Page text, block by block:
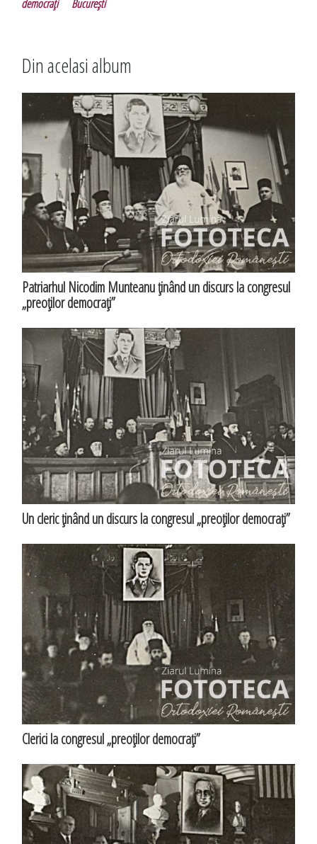
democraţi
Bucureşti
Din acelasi album
Patriarhul Nicodim Munteanu ţinând un discurs la congresul
„preoţilor democraţi”
Un cleric ţinând un discurs la congresul „preoţilor democraţi”
Clerici la congresul „preoţilor democraţi”